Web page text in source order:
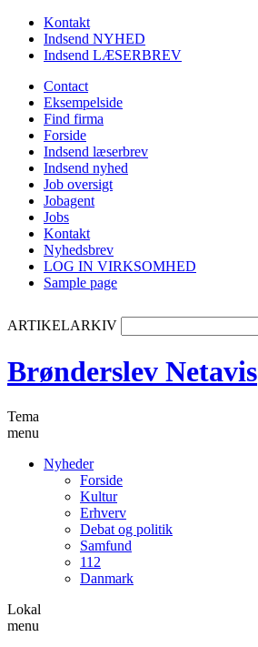
Kontakt
Indsend NYHED
Indsend LÆSERBREV
Contact
Eksempelside
Find firma
Forside
Indsend læserbrev
Indsend nyhed
Job oversigt
Jobagent
Jobs
Kontakt
Nyhedsbrev
LOG IN VIRKSOMHED
Sample page
ARTIKELARKIV
Brønderslev Netavis
Tema
menu
Nyheder
Forside
Kultur
Erhverv
Debat og politik
Samfund
112
Danmark
Lokal
menu